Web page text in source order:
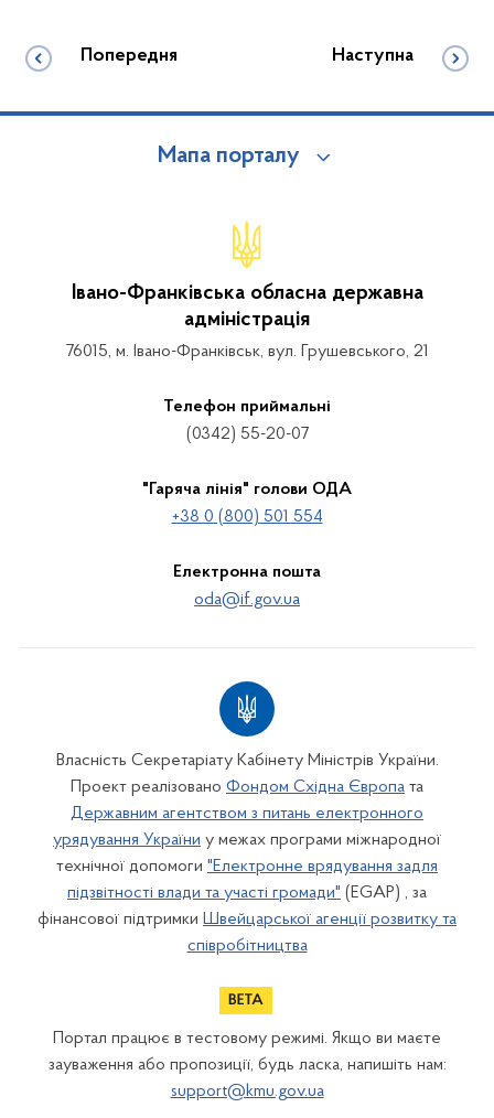
Попередня Наступна
Мапа порталу
Івано-Франківська обласна державна
адміністрація
76015, м. Івано-Франківськ, вул. Грушевського, 21
Телефон приймальні
(0342) 55-20-07
"Гаряча лінія" голови ОДА
+38 0 (800) 501 554
Електронна пошта
oda@if.gov.ua
Власність Секретаріату Кабінету Міністрів України.
Проект реалізовано Фондом Східна Європа та
Державним агентством з питань електронного
урядування України у межах програми міжнародної
технічної допомоги "Електронне врядування задля
підзвітності влади та участі громади" (EGAP) , за
фінансової підтримки Швейцарської агенції розвитку та
співробітництва
Портал працює в тестовому режимі. Якщо ви маєте
зауваження або пропозиції, будь ласка, напишіть нам:
support@kmu.gov.ua